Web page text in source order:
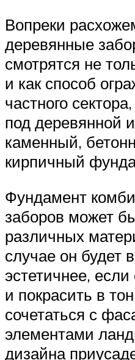
Вопреки
деревянные
смотрятся не
и как способ
частного
под деревянной
каменный,
кирпичный
Фундамент
заборов может
различных
случае он будет
эстетичнее, если
и покрасить в
сочетаться с
элементами
дизайна